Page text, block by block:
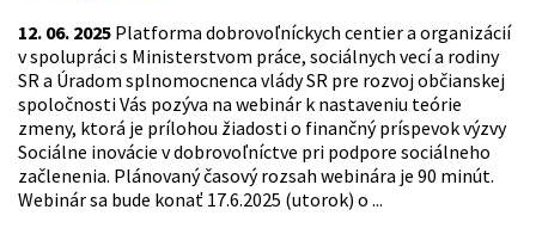
12. 06. 2025 Platforma dobrovoľníckych centier a organizácií
v spolupráci s Ministerstvom práce, sociálnych vecí a rodiny
SR a Úradom splnomocnenca vlády SR pre rozvoj občianskej
spoločnosti Vás pozýva na webinár k nastaveniu teórie
zmeny, ktorá je prílohou žiadosti o finančný príspevok výzvy
Sociálne inovácie v dobrovoľníctve pri podpore sociálneho
začlenenia. Plánovaný časový rozsah webinára je 90 minút.
Webinár sa bude konať 17.6.2025 (utorok) o ...